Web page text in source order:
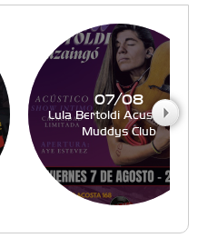
07/08
Lula Bertoldi Acustico en
Muddys Club